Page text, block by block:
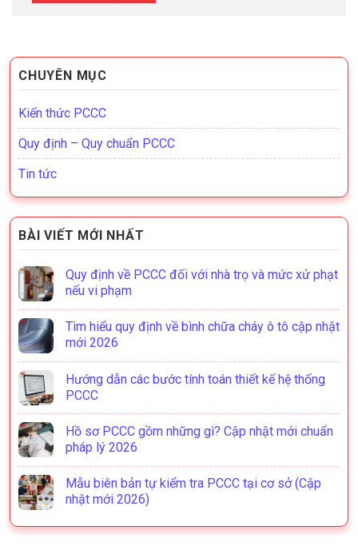
CHUYÊN MỤC
Kiến thức PCCC
Quy định – Quy chuẩn PCCC
Tin tức
BÀI VIẾT MỚI NHẤT
Quy định về PCCC đối với nhà trọ và mức xử phạt
nếu vi phạm
Tìm hiểu quy định về bình chữa cháy ô tô cập nhật
mới 2026
Hướng dẫn các bước tính toán thiết kế hệ thống
PCCC
Hồ sơ PCCC gồm những gì? Cập nhật mới chuẩn
pháp lý 2026
Mẫu biên bản tự kiểm tra PCCC tại cơ sở (Cập
nhật mới 2026)